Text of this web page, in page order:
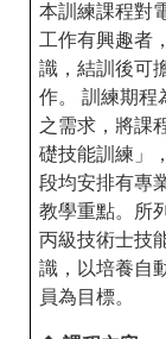
本訓練課程對
工作有興趣者
識，結訓後可
作。 訓練期程
之需求，將課
礎技能訓練」
段均安排有專
教學重點。所
丙級技術士技
識，以培養自
員為目標。